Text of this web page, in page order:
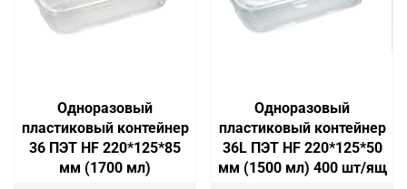
Одноразовый
пластиковый контейнер
36 ПЭТ HF 220*125*85
мм (1700 мл)
Одноразовый
пластиковый контейнер
36L ПЭТ HF 220*125*50
мм (1500 мл) 400 шт/ящ